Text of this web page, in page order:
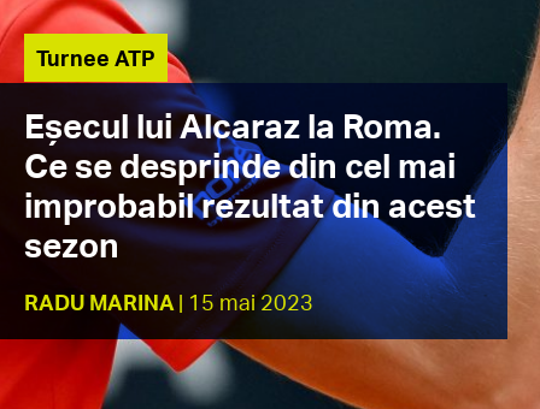
Turnee ATP
Eșecul lui Alcaraz la Roma.
Ce se desprinde din cel mai
improbabil rezultat din acest
sezon
RADU MARINA | 15 mai 2023